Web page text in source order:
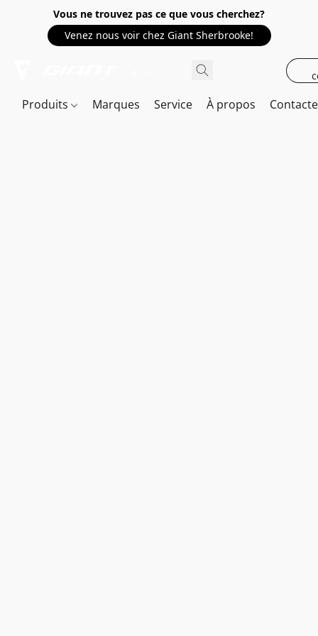
Vous ne trouvez pas ce que vous cherchez?
Venez nous voir chez Giant Sherbrooke!
Produits Marques Service À propos